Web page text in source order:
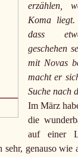
erzählen,
Koma
dass
geschehen
mit Novas
macht er
Suche nach
Im März
die
auf einer
genauso wie